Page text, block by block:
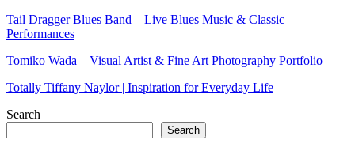
Tail Dragger Blues Band – Live Blues Music & Classic
Performances
Tomiko Wada – Visual Artist & Fine Art Photography Portfolio
Totally Tiffany Naylor | Inspiration for Everyday Life
Search
Search